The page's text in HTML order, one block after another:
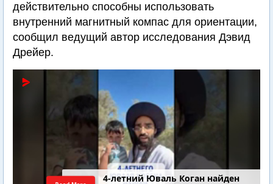
действительно способны использовать
внутренний магнитный компас для ориентации,
сообщил ведущий автор исследования Дэвид
Дрейер.
4-летний Юваль Коган найден